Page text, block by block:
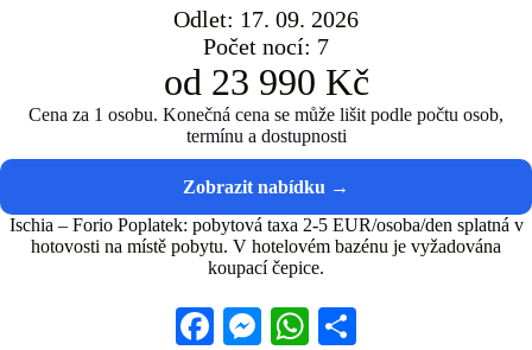
Odlet: 17. 09. 2026
Počet nocí: 7
od 23 990 Kč
Cena za 1 osobu. Konečná cena se může lišit podle počtu osob,
termínu a dostupnosti
Ischia – Forio Poplatek: pobytová taxa 2-5 EUR/osoba/den splatná v
hotovosti na místě pobytu. V hotelovém bazénu je vyžadována
koupací čepice.
Fa M W